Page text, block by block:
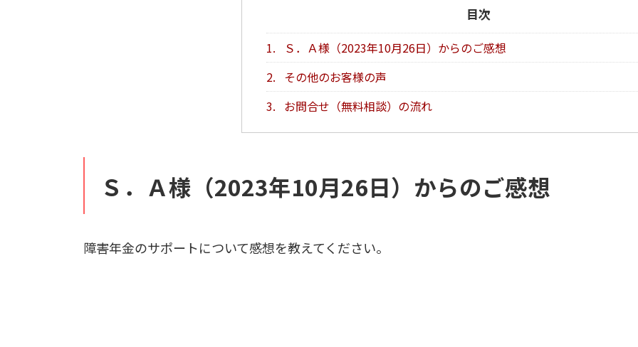
目次
1.
Ｓ．Ａ様（2023年10月26日）からのご感想
2. その他のお客様の声
3. お問合せ（無料相談）の流れ
Ｓ．Ａ様（2023年10月26日）からのご感想
障害年金のサポートについて感想を教えてください。